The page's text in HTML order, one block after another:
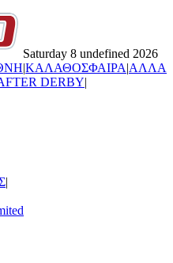
Saturday 8 undefined 2026
|ΚΑΛΑΘΟΣΦΑΙΡΑ|ΑΛΛΑ
DERBY|
|